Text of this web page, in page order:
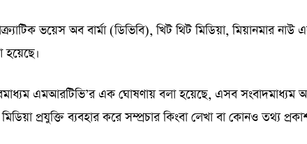
ভয়েস অব বার্মা (ডিভিবি), খিট থিট মিডিয়া, মিয়ানমার
হয়েছে।
এমআরটিভি’র এক ঘোষণায় বলা হয়েছে, এসব
মিডিয়া প্রযুক্তি ব্যবহার করে সম্প্রচার কিংবা লেখা বা কোনও তথ্য